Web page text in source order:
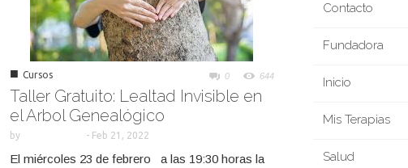
■ Cursos 0 644
Taller Gratuito: Lealtad Invisible en
el Arbol Genealógico
by - Feb 21, 2022
El miércoles 23 de febrero a las 19:30 horas la
Contacto
Fundadora
Inicio
Mis Terapias
Salud